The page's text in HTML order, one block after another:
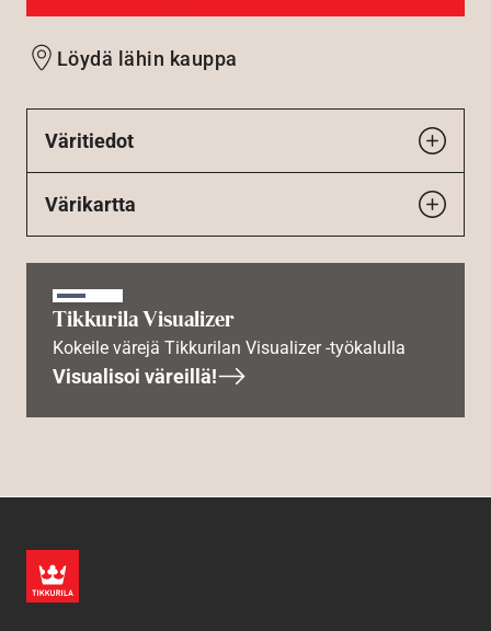
Löydä lähin kauppa
Väritiedot
Värikartta
Tikkurila Visualizer
Kokeile värejä Tikkurilan Visualizer -työkalulla
Visualisoi väreillä!